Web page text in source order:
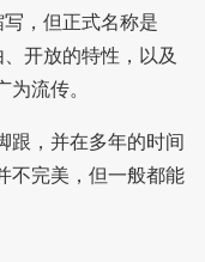
，但正式名称是
开放的特性，以及
流传。
跟，并在多年的时间
不完美，但一般都能